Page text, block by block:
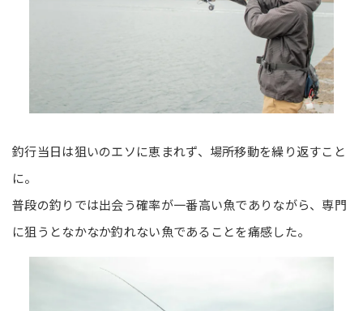
釣行当日は狙いのエソに恵まれず、場所移動を繰り返すこと
に。
普段の釣りでは出会う確率が一番高い魚でありながら、専門
に狙うとなかなか釣れない魚であることを痛感した。